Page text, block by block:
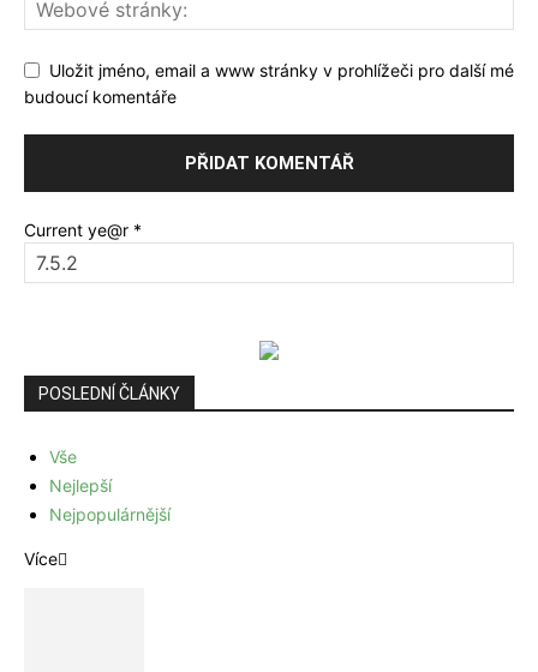
Uložit jméno, email a www stránky v prohlížeči pro další mé
budoucí komentáře
Current ye@r *
POSLEDNÍ ČLÁNKY
Vše
Nejlepší
Nejpopulárnější
Více